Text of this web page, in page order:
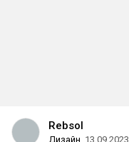
Rebsol
Дизайн 13.09.2023